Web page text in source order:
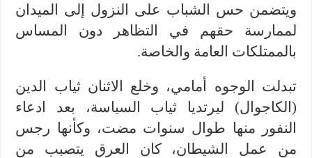
ويتضمن حس الشباب على النزول إلى الميدان
لممارسة حقهم في التظاهر دون المساس
بالممتلكات العامة والخاصة.
تبدلت الوجوه أمامي، وخلع الاثنان ثياب الدين
(الكاجوال) ليرتديا ثياب السياسة، بعد ادعاء
النفور منها طوال سنوات مضت، وكأنها رجس
من عمل الشيطان، كان العرق يتصبب من